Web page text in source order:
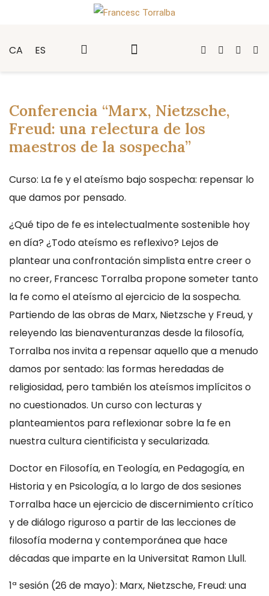
CA ES
Conferencia “Marx, Nietzsche,
Freud: una relectura de los
maestros de la sospecha”
Curso: La fe y el ateísmo bajo sospecha: repensar lo
que damos por pensado.
¿Qué tipo de fe es intelectualmente sostenible hoy
en día? ¿Todo ateísmo es reflexivo? Lejos de
plantear una confrontación simplista entre creer o
no creer, Francesc Torralba propone someter tanto
la fe como el ateísmo al ejercicio de la sospecha.
Partiendo de las obras de Marx, Nietzsche y Freud, y
releyendo las bienaventuranzas desde la filosofía,
Torralba nos invita a repensar aquello que a menudo
damos por sentado: las formas heredadas de
religiosidad, pero también los ateísmos implícitos o
no cuestionados. Un curso con lecturas y
planteamientos para reflexionar sobre la fe en
nuestra cultura cientificista y secularizada.
Doctor en Filosofía, en Teología, en Pedagogía, en
Historia y en Psicología, a lo largo de dos sesiones
Torralba hace un ejercicio de discernimiento crítico
y de diálogo riguroso a partir de las lecciones de
filosofía moderna y contemporánea que hace
décadas que imparte en la Universitat Ramon Llull.
1ª sesión (26 de mayo): Marx, Nietzsche, Freud: una